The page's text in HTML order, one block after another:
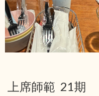
上席師範 21期